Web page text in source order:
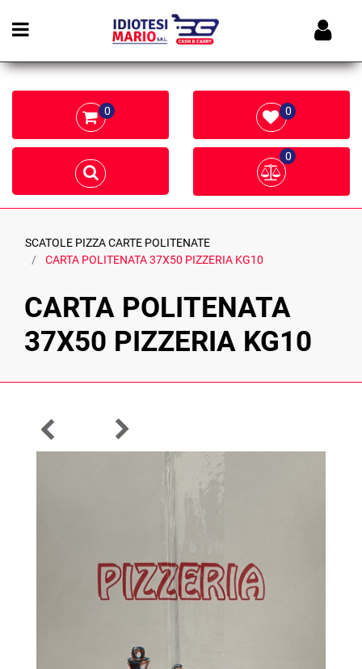
Open menu
0 0
0
SCATOLE PIZZA CARTE POLITENATE
CARTA POLITENATA 37X50 PIZZERIA KG10
CARTA POLITENATA
37X50 PIZZERIA KG10